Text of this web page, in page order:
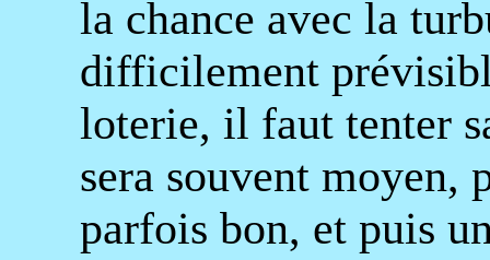
la chance avec la
difficilement
loterie, il faut tenter
sera souvent moyen,
parfois bon, et puis